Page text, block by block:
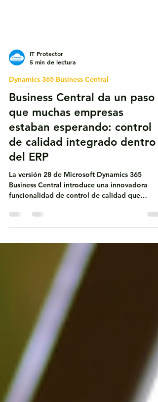
5 min de lectura
Dynamics 365 Business Central
Business Central da un paso
que muchas empresas
estaban esperando: control
de calidad integrado dentro
del ERP
La versión 28 de Microsoft Dynamics 365
funcionalidad de control de calidad que
permite evaluar bienes y materiales
directamente en el ERP. Con verificaciones en
recepción, producción y ensamblaje, las
empresas pueden mejorar la trazabilidad,
reducir riesgos operativos y asegurar la calidad
del producto desde el origen, fortaleciendo el
control y la eficiencia en toda la operación.